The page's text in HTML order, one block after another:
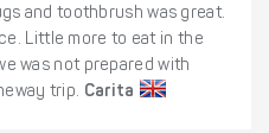
and toothbrush was great.
Little more to eat in the
was not prepared with
trip. Carita